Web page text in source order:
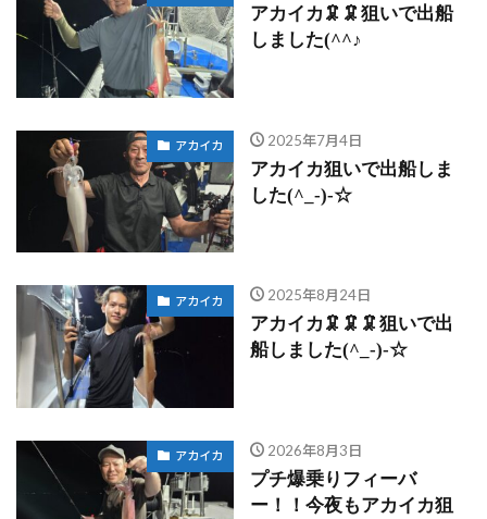
アカイカ🦑🦑狙いで出船
しました(^^♪
アカイカ 2025年7月4日
アカイカ狙いで出船しま
した(^_-)-☆
アカイカ 2025年8月24日
アカイカ🦑🦑🦑狙いで出
船しました(^_-)-☆
アカイカ 2026年8月3日
プチ爆乗りフィーバ
ー！！今夜もアカイカ狙